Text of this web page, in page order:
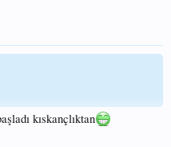
kıskançlıktan